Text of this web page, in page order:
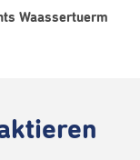
Waassertuerm